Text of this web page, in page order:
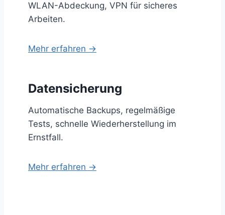
WLAN-Abdeckung, VPN für sicheres
Arbeiten.
Mehr erfahren →
Datensicherung
Automatische Backups, regelmäßige
Tests, schnelle Wiederherstellung im
Ernstfall.
Mehr erfahren →